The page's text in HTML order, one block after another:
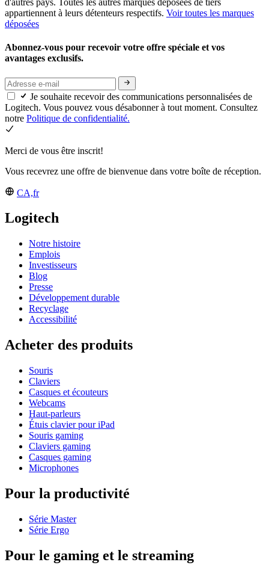
appartiennent à leurs détenteurs respectifs. Voir toutes les marques
déposées
Abonnez-vous pour recevoir votre offre spéciale et vos
avantages exclusifs.
Je souhaite recevoir des communications personnalisées de
Logitech. Vous pouvez vous désabonner à tout moment. Consultez
notre Politique de confidentialité.
Merci de vous être inscrit!
Vous recevrez une offre de bienvenue dans votre boîte de réception.
CA,fr
Logitech
Notre histoire
Emplois
Investisseurs
Blog
Presse
Développement durable
Recyclage
Accessibilité
Acheter des produits
Souris
Claviers
Casques et écouteurs
Webcams
Haut-parleurs
Étuis clavier pour iPad
Souris gaming
Claviers gaming
Casques gaming
Microphones
Pour la productivité
Série Master
Série Ergo
Pour le gaming et le streaming